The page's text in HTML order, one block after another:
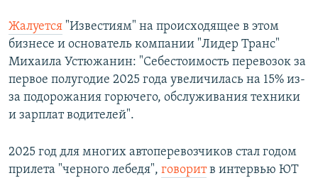
Жалуется "Известиям" на происходящее в этом
бизнесе и основатель компании "Лидер Транс"
Михаила Устюжанин: "Себестоимость перевозок за
первое полугодие 2025 года увеличилась на 15% из-
за подорожания горючего, обслуживания техники
и зарплат водителей".
2025 год для многих автоперевозчиков стал годом
прилета "черного лебедя", говоритв интервью ЮТ